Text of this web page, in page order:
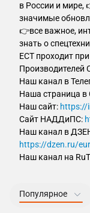
в России и мире,
значимые
👉все важное,
знать о
ECT проходит
Производителей
Наш канал в
Наша страница в
Наш сайт: https://
Сайт НАДДиПС:
Наш канал в
https://dzen.ru/
Наш канал на
Популярное